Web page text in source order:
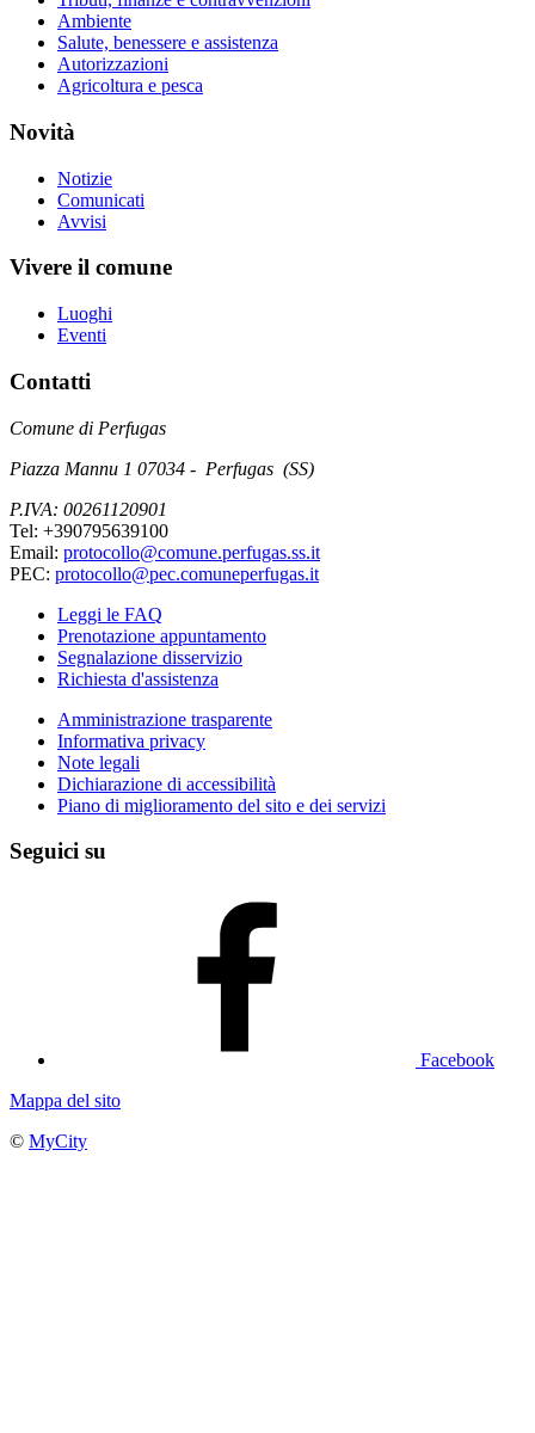
Ambiente
Salute, benessere e assistenza
Autorizzazioni
Agricoltura e pesca
Novità
Notizie
Comunicati
Avvisi
Vivere il comune
Luoghi
Eventi
Contatti
Comune di Perfugas
Piazza Mannu 1 07034 - Perfugas (SS)
P.IVA: 00261120901
Tel: +390795639100
Email: protocollo@comune.perfugas.ss.it
PEC: protocollo@pec.comuneperfugas.it
Leggi le FAQ
Prenotazione appuntamento
Segnalazione disservizio
Richiesta d'assistenza
Amministrazione trasparente
Informativa privacy
Note legali
Dichiarazione di accessibilità
Piano di miglioramento del sito e dei servizi
Seguici su
Facebook
Mappa del sito
© MyCity